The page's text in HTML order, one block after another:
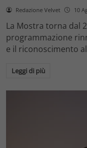
Redazione Velvet 10
La Mostra torna dal
programmazione
e il riconoscimento
Leggi di più